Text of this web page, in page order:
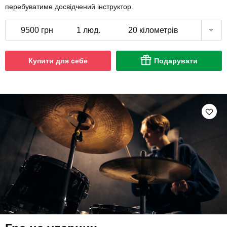
перебуватиме досвідчений інструктор.
9500 грн 1 люд. 20 кілометрів
Купити для себе Подарувати